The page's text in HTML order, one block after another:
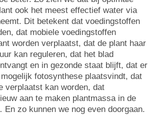
ook het meest effectief water via
Dit betekent dat voedingstoffen
dat mobiele voedingstoffen
worden verplaatst, dat de plant haar
kan reguleren, dat het blad
en in gezonde staat blijft, dat er
fotosynthese plaatsvindt, dat
verplaatst kan worden, dat
aan te maken plantmassa in de
zo kunnen we nog even doorgaan.